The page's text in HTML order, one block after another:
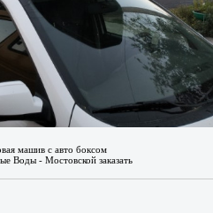
машив с авто боксом
Воды - Мостовской заказать